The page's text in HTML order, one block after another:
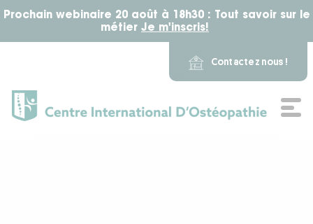
Prochain webinaire 20 août à 18h30 : Tout savoir sur le
métier Je m'inscris!
Contactez nous !